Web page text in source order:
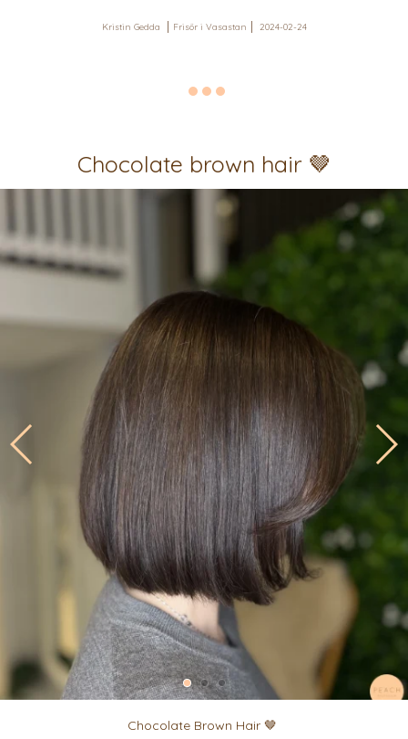
Kristin Gedda Frisör i Vasastan 2024-02-24
Chocolate brown hair 🤎
Chocolate Brown Hair 🤎